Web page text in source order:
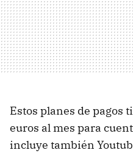
Estos planes de pagos
euros al mes para
incluye también